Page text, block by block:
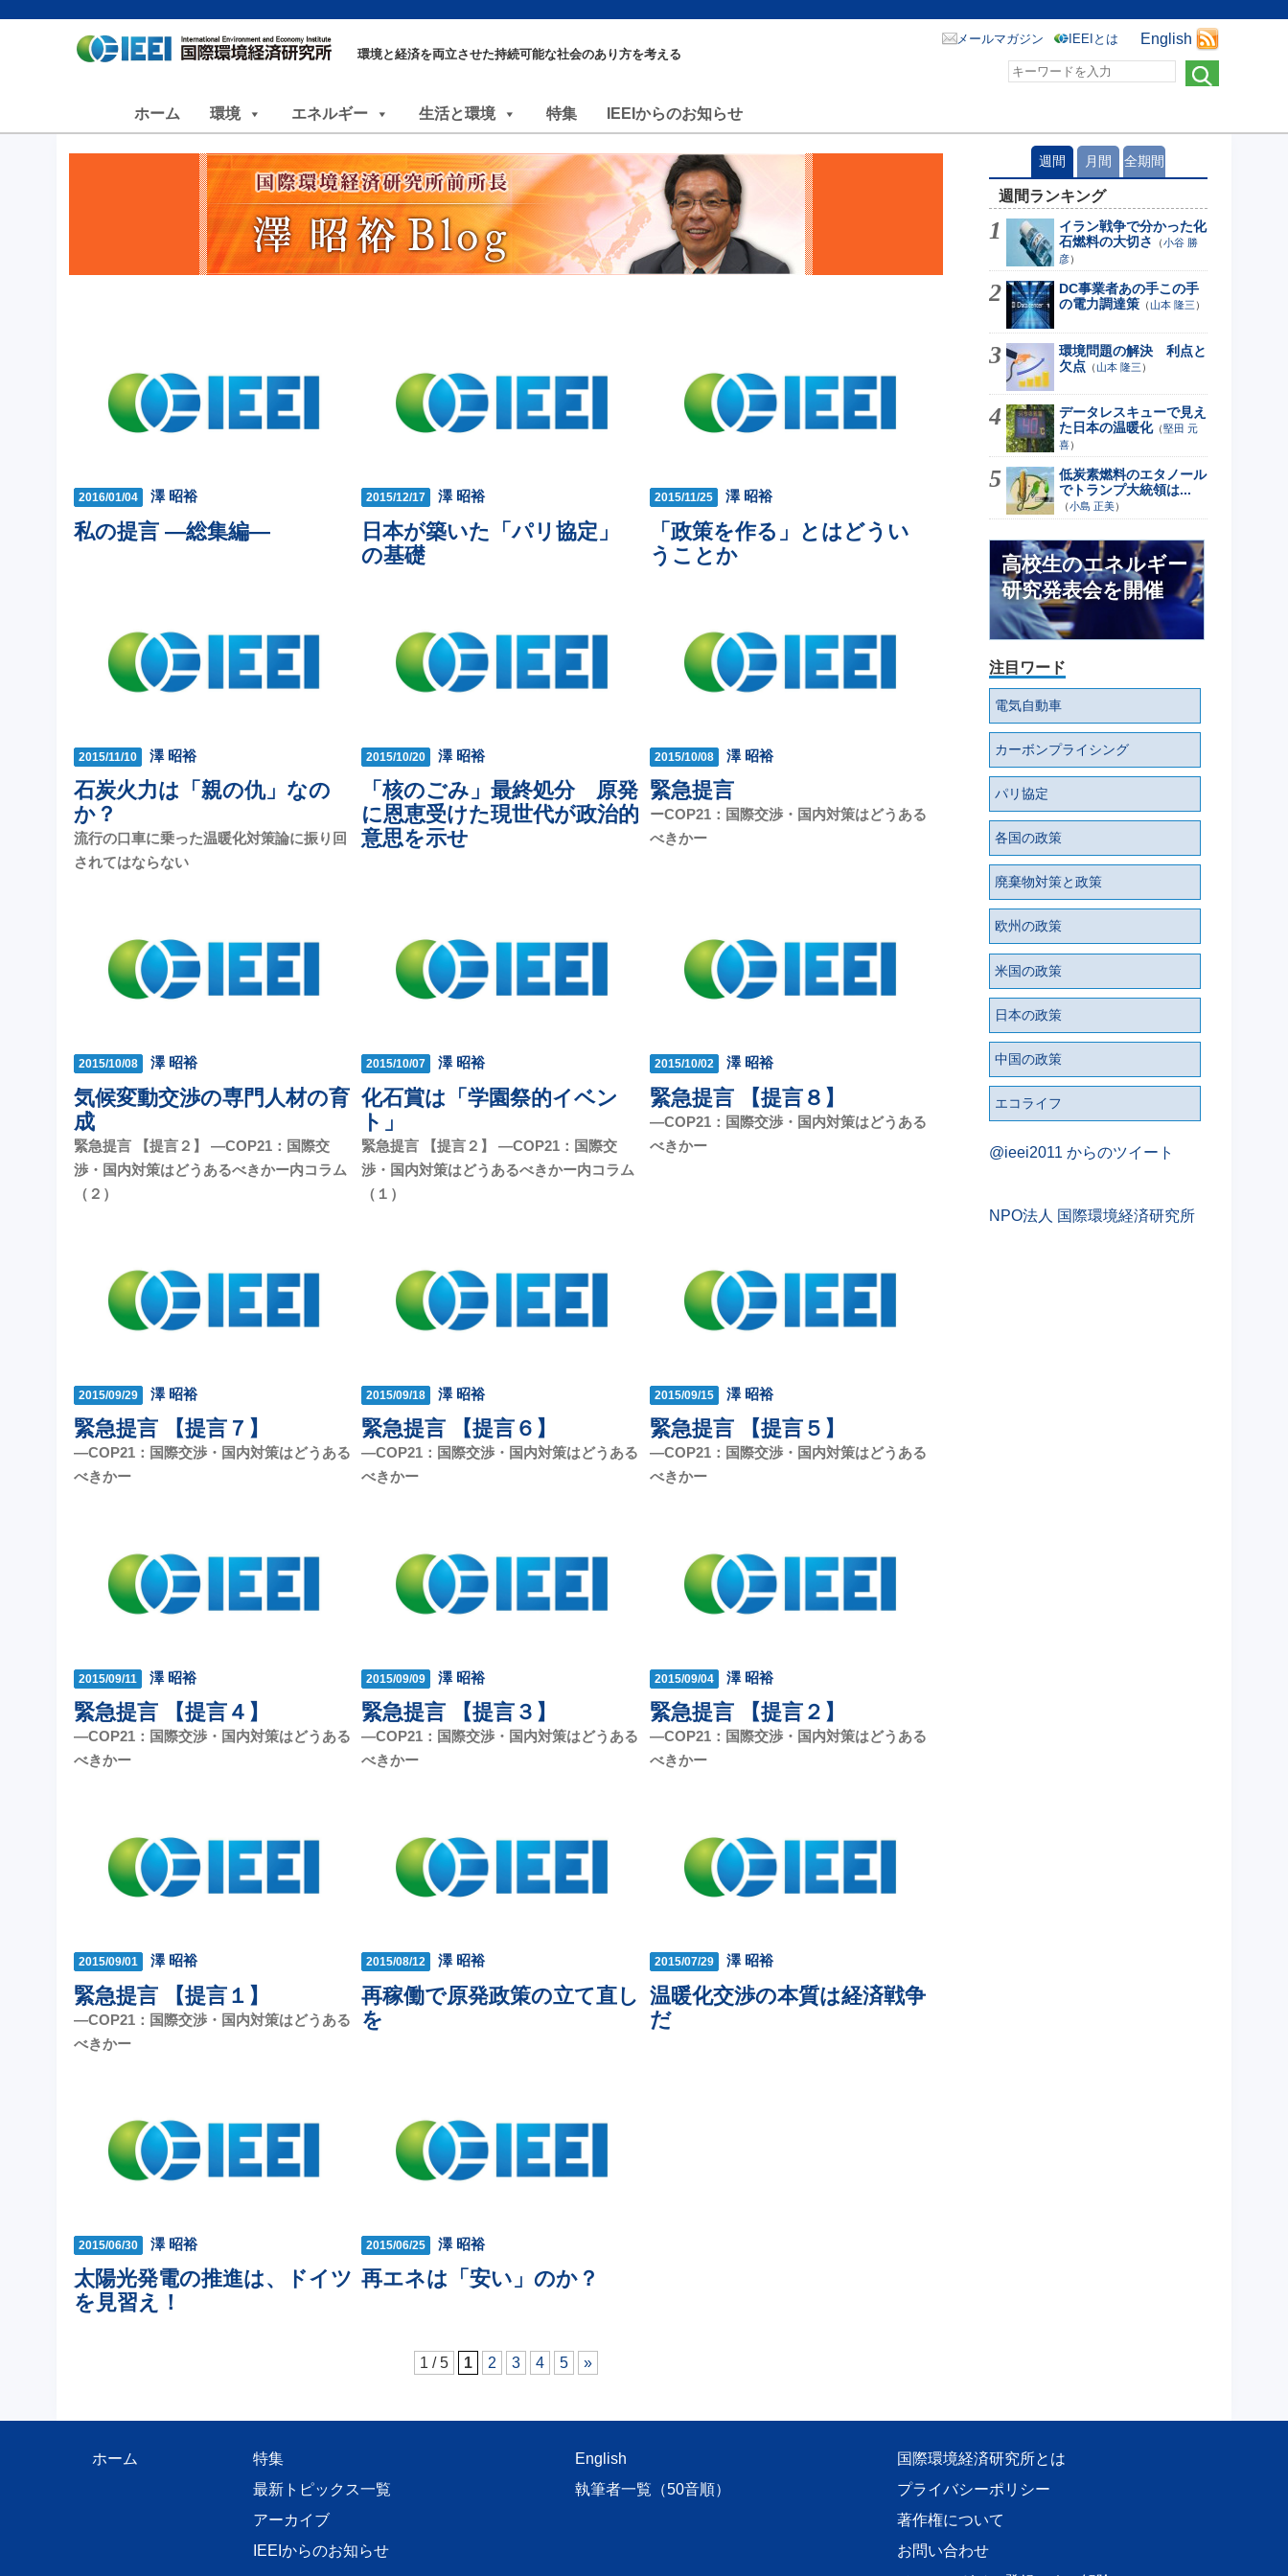
環境と経済を両立させた持続可能な社会のあり方を考える
English
メールマガジン IEEIとは
ホーム 環境 エネルギー 生活と環境 特集 IEEIからのお知らせ
2016/01/04 澤 昭裕
私の提言 ―総集編―
2015/12/17 澤 昭裕
日本が築いた「パリ協定」
の基礎
2015/11/25 澤 昭裕
「政策を作る」とはどうい
うことか
2015/11/10 澤 昭裕
石炭火力は「親の仇」なの
か？
流行の口車に乗った温暖化対策論に振り回
されてはならない
2015/10/20 澤 昭裕
「核のごみ」最終処分 原発
に恩恵受けた現世代が政治的
意思を示せ
2015/10/08 澤 昭裕
緊急提言
ーCOP21：国際交渉・国内対策はどうある
べきかー
2015/10/08 澤 昭裕
気候変動交渉の専門人材の育
成
緊急提言 【提言２】 —COP21：国際交
渉・国内対策はどうあるべきかー内コラム
（２）
2015/10/07 澤 昭裕
化石賞は「学園祭的イベン
ト」
緊急提言 【提言２】 —COP21：国際交
渉・国内対策はどうあるべきかー内コラム
（１）
2015/10/02 澤 昭裕
緊急提言 【提言８】
—COP21：国際交渉・国内対策はどうある
べきかー
2015/09/29 澤 昭裕
緊急提言 【提言７】
—COP21：国際交渉・国内対策はどうある
べきかー
2015/09/18 澤 昭裕
緊急提言 【提言６】
—COP21：国際交渉・国内対策はどうある
べきかー
2015/09/15 澤 昭裕
緊急提言 【提言５】
—COP21：国際交渉・国内対策はどうある
べきかー
2015/09/11 澤 昭裕
緊急提言 【提言４】
—COP21：国際交渉・国内対策はどうある
べきかー
2015/09/09 澤 昭裕
緊急提言 【提言３】
—COP21：国際交渉・国内対策はどうある
べきかー
2015/09/04 澤 昭裕
緊急提言 【提言２】
—COP21：国際交渉・国内対策はどうある
べきかー
2015/09/01 澤 昭裕
緊急提言 【提言１】
—COP21：国際交渉・国内対策はどうある
べきかー
2015/08/12 澤 昭裕
再稼働で原発政策の立て直し
を
2015/07/29 澤 昭裕
温暖化交渉の本質は経済戦争
だ
2015/06/30 澤 昭裕
太陽光発電の推進は、ドイツ
を見習え！
2015/06/25 澤 昭裕
再エネは「安い」のか？
1 / 5 1 2 3 4 5 »
週間 月間 全期間
週間ランキング
イラン戦争で分かった化
石燃料の大切さ
（小谷 勝
彦）
DC事業者あの手この手
の電力調達策 （山本 隆三 ）
環境問題の解決 利点と
欠点 （山本 隆三 ）
データレスキューで見え
た日本の温暖化（堅田 元
喜）
低炭素燃料のエタノール
でトランプ大統領は...
（小島 正美）
高校生のエネルギー
研究発表会を開催
注目ワード
電気自動車
カーボンプライシング
パリ協定
各国の政策
廃棄物対策と政策
欧州の政策
米国の政策
日本の政策
中国の政策
エコライフ
@ieei2011 からのツイート
NPO法人 国際環境経済研究所
ホーム
特集
最新トピックス一覧
アーカイブ
IEEIからのお知らせ
English
執筆者一覧（50音順）
国際環境経済研究所とは
プライバシーポリシー
著作権について
お問い合わせ